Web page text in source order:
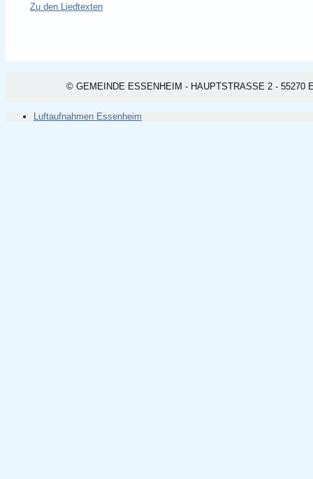
Zu den Liedtexten
© GEMEINDE ESSENHEIM - HAUPTSTRASSE 2 - 55270
Luftaufnahmen Essenheim